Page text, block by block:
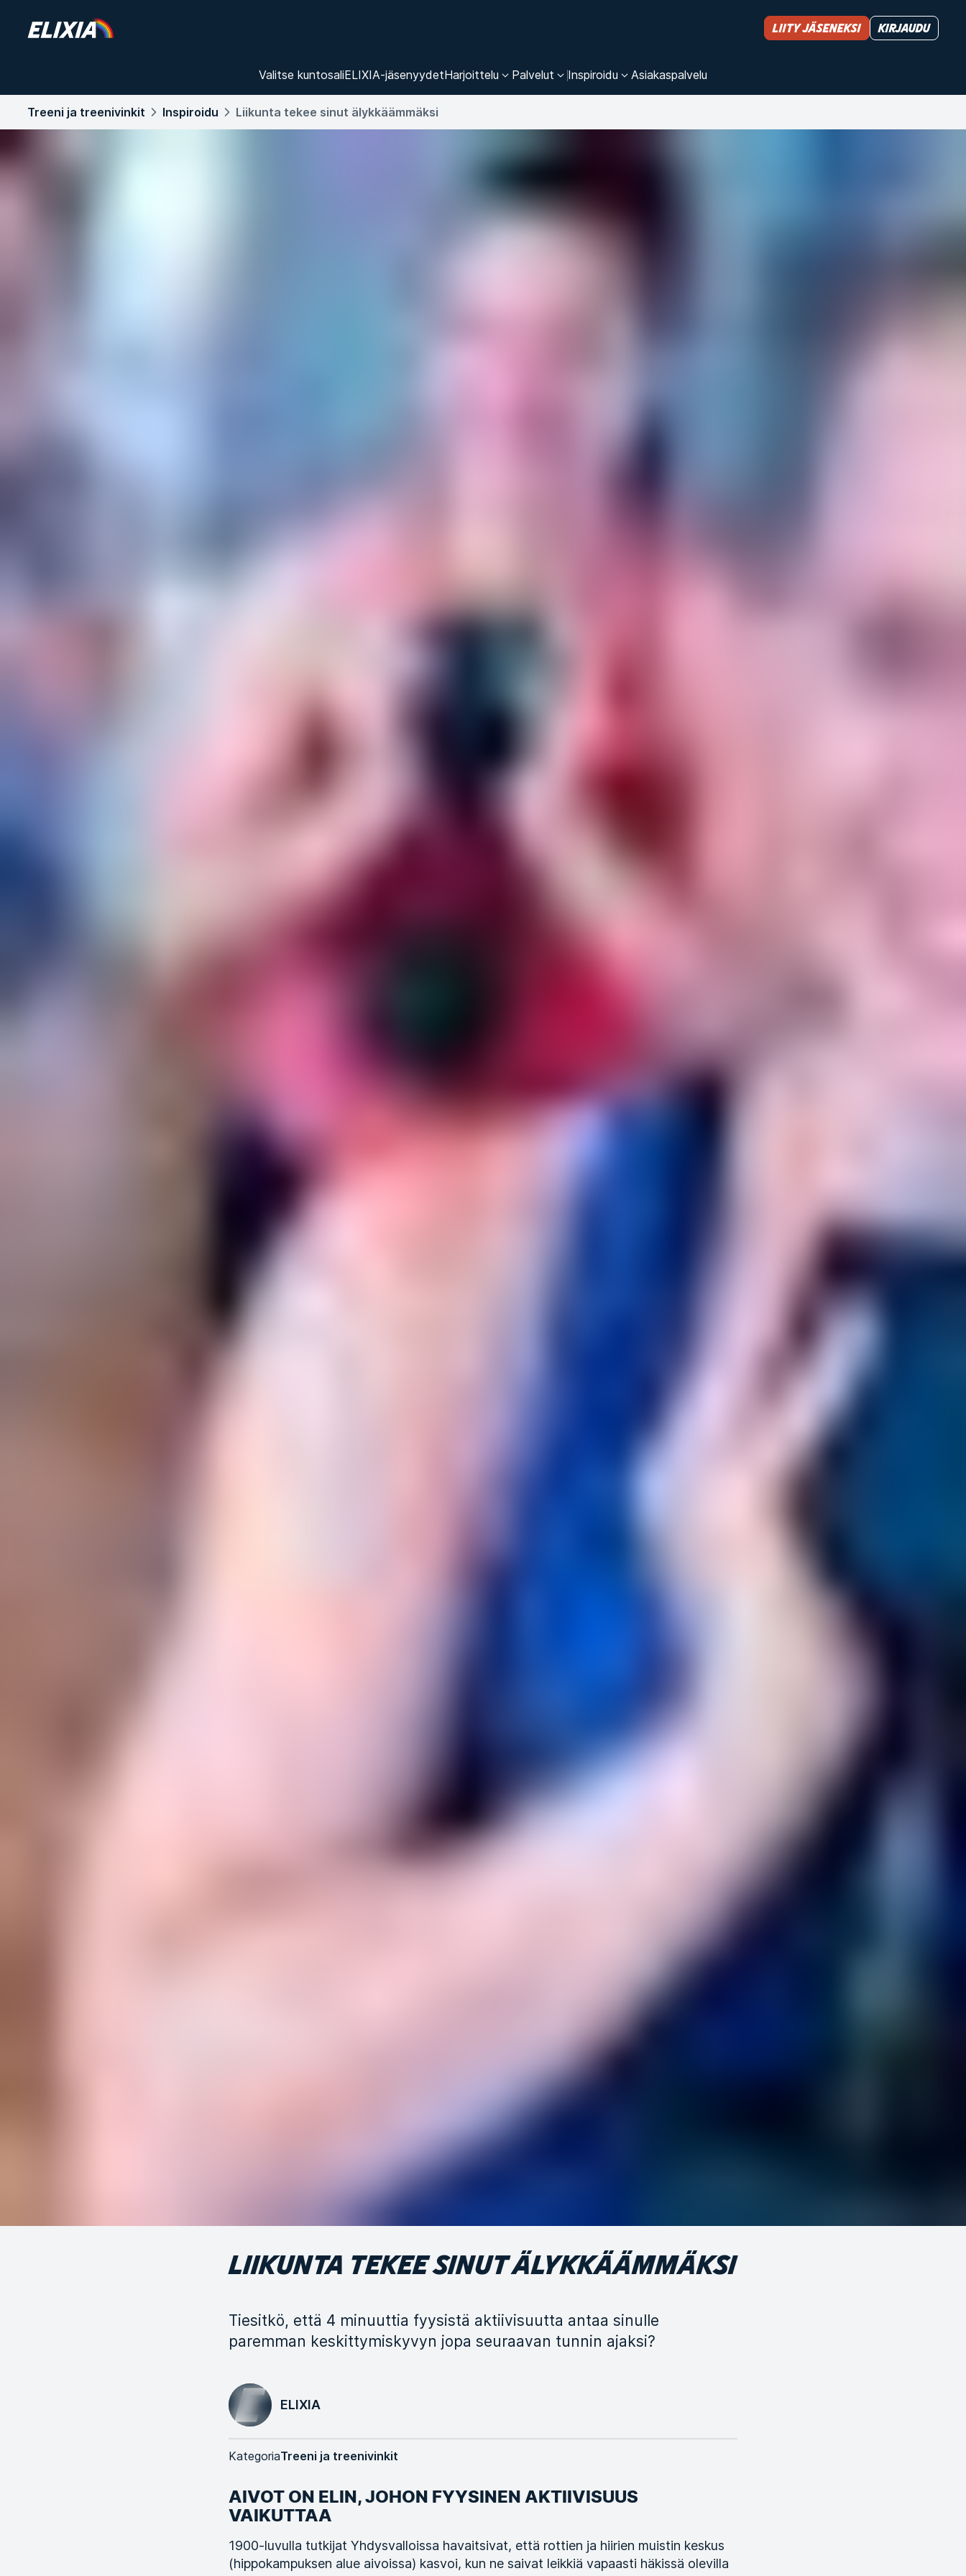
Valitse kuntosaliELIXIA-jäsenyydetHarjoittelu Palvelut Inspiroidu Asiakas­palvelu
Liity jäseneksi Kirjaudu
Treeni ja treenivinkit Inspiroidu Liikunta tekee sinut älykkäämmäksi
LIIKUNTA TEKEE SINUT ÄLYKKÄÄMMÄKSI
Tiesitkö, että 4 minuuttia fyysistä aktiivisuutta antaa sinulle
paremman keskittymiskyvyn jopa seuraavan tunnin ajaksi?
ELIXIA
KategoriaTreeni ja treenivinkit
AIVOT ON ELIN, JOHON FYYSINEN AKTIIVISUUS
VAIKUTTAA
1900-luvulla tutkijat Yhdysvalloissa havaitsivat, että rottien ja hiirien muistin keskus
(hippokampuksen alue aivoissa) kasvoi, kun ne saivat leikkiä vapaasti häkissä olevilla